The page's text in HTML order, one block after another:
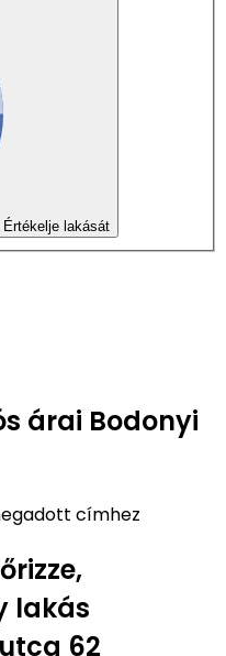
Értékelje lakását
árai Bodonyi
címhez
lakás
62